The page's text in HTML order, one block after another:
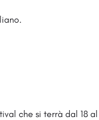
che si terrà dal 18